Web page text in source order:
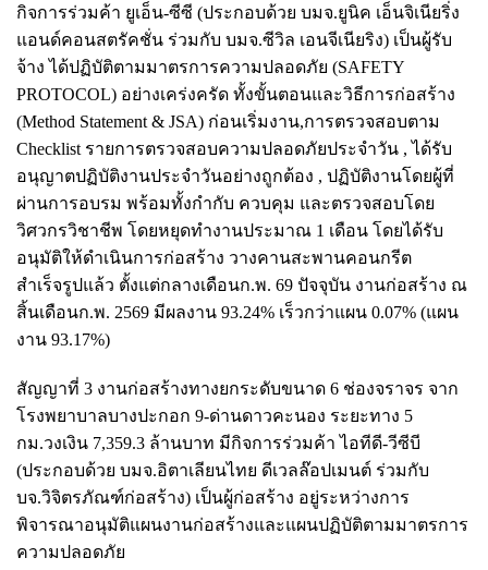
กิจการร่วมค้า ยูเอ็น-ซีซี (ประกอบด้วย บมจ.ยูนิค เอ็นจิเนียริ่ง
แอนด์คอนสตรัคชั่น ร่วมกับ บมจ.ซีวิล เอนจีเนียริง) เป็นผู้รับ
จ้าง ได้ปฏิบัติตามมาตรการความปลอดภัย (SAFETY
PROTOCOL) อย่างเคร่งครัด ทั้งขั้นตอนและวิธีการก่อสร้าง
(Method Statement & JSA) ก่อนเริ่มงาน,การตรวจสอบตาม
Checklist รายการตรวจสอบความปลอดภัยประจำวัน , ได้รับ
อนุญาตปฏิบัติงานประจำวันอย่างถูกต้อง , ปฏิบัติงานโดยผู้ที่
ผ่านการอบรม พร้อมทั้งกำกับ ควบคุม และตรวจสอบโดย
วิศวกรวิชาชีพ โดยหยุดทำงานประมาณ 1 เดือน โดยได้รับ
อนุมัติให้ดำเนินการก่อสร้าง วางคานสะพานคอนกรีต
สำเร็จรูปแล้ว ตั้งแต่กลางเดือนก.พ. 69 ปัจจุบัน งานก่อสร้าง ณ
สิ้นเดือนก.พ. 2569 มีผลงาน 93.24% เร็วกว่าแผน 0.07% (แผน
งาน 93.17%)
สัญญาที่ 3 งานก่อสร้างทางยกระดับขนาด 6 ช่องจราจร จาก
โรงพยาบาลบางปะกอก 9-ด่านดาวคะนอง ระยะทาง 5
กม.วงเงิน 7,359.3 ล้านบาท มีกิจการร่วมค้า ไอทีดี-วีซีบี
(ประกอบด้วย บมจ.อิตาเลียนไทย ดีเวลล๊อปเมนต์ ร่วมกับ
บจ.วิจิตรภัณฑ์ก่อสร้าง) เป็นผู้ก่อสร้าง อยู่ระหว่างการ
พิจารณาอนุมัติแผนงานก่อสร้างและแผนปฏิบัติตามมาตรการ
ความปลอดภัย